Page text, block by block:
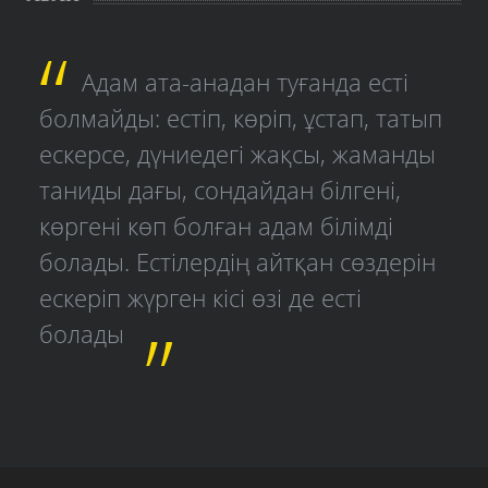
Адам ата-анадан туғанда есті
болмайды: естіп, көріп, ұстап, татып
ескерсе, дүниедегі жақсы, жаманды
таниды дағы, сондайдан білгені,
көргені көп болған адам білімді
болады. Естілердің айтқан сөздерін
ескеріп жүрген кісі өзі де есті
болады